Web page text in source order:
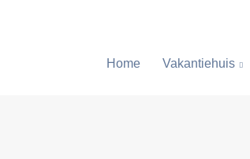
Home Vakantiehuis